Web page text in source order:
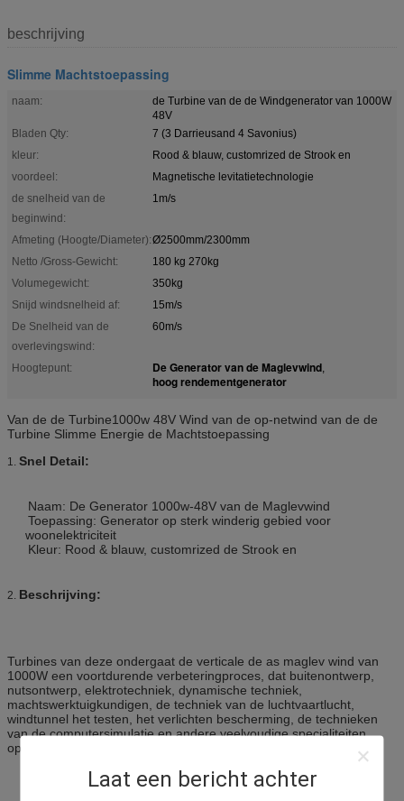
Laat een bericht achter
beschrijving
Slimme Machtstoepassing
naam:
de Turbine van de de Windgenerator van 1000W
48V
Bladen Qty:
7 (3 Darrieusand 4 Savonius)
kleur:
Rood & blauw, customrized de Strook en
voordeel:
Magnetische levitatietechnologie
de snelheid van de
beginwind:
1m/s
Afmeting (Hoogte/Diameter):Ø2500mm/2300mm
Netto /Gross-Gewicht:
180 kg 270kg
Volumegewicht:
350kg
Snijd windsnelheid af:
15m/s
De Snelheid van de
overlevingswind:
60m/s
Hoogtepunt: De Generator van de Maglevwind,
hoog rendementgenerator
Van de de Turbine1000w 48V Wind van de op-netwind van de de
Turbine Slimme Energie de Machtstoepassing
1. Snel Detail:
Naam: De Generator 1000w-48V van de Maglevwind
Toepassing: Generator op sterk winderig gebied voor
woonelektriciteit
Kleur: Rood & blauw, customrized de Strook en
2. Beschrijving:
Turbines van deze ondergaat de verticale de as maglev wind van
1000W een voortdurende verbeteringproces, dat buitenontwerp,
nutsontwerp, elektrotechniek, dynamische techniek,
machtswerktuigkundigen, de techniek van de luchtvaartlucht,
windtunnel het testen, het verlichten bescherming, de technieken
van de computersimulatie en andere veelvoudige specialiteiten
opneemt.